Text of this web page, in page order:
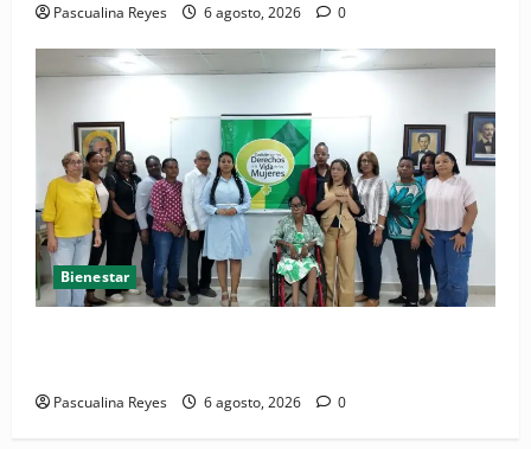
Pascualina Reyes 6 agosto, 2026 0
Bienestar
Pascualina Reyes 6 agosto, 2026 0